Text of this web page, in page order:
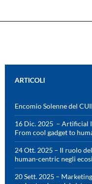
ARTICOLI
Encomio Solenne del
16 Dic. 2025 – Artificial
From cool gadget to
24 Ott. 2025 – Il ruolo
human-centric negli
20 Sett. 2025 –